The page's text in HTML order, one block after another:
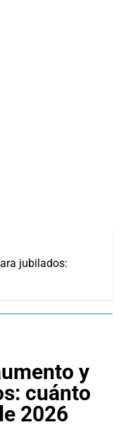
jubilados:
y
cuánto
2026